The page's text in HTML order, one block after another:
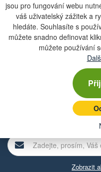
jsou pro fungování webu
váš uživatelský zážitek a
hledáte. Souhlasíte s
můžete snadno definovat
můžete používání
Paralelní doraz (123053-
Inbusový klíč (783202-0)
Chcete dostávat
Zobrazit